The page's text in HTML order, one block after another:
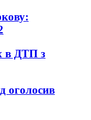
в ДТП з
оголосив